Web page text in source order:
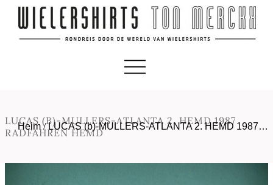
LUCAS (B)-MULLERS-ATLANTA 2. HEMD 1987
RADFAHREN HEMD
Heim/LUCAS (b)-MULLERS-ATLANTA 2. HEMD 1987…